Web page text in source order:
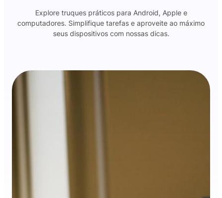
Explore truques práticos para Android, Apple e
computadores. Simplifique tarefas e aproveite ao máximo
seus dispositivos com nossas dicas.